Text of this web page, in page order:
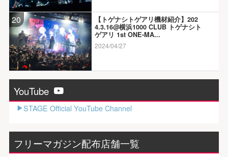
20
【トゲナシトゲアリ機材紹介】202
4.3.16@横浜1000 CLUB トゲナシト
ゲアリ 1st ONE-MA...
2024/04/27
YouTube
STAGE Official YouTube Channel
フリーマガジン配布店舗一覧